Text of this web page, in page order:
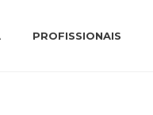
PROFISSIONAIS